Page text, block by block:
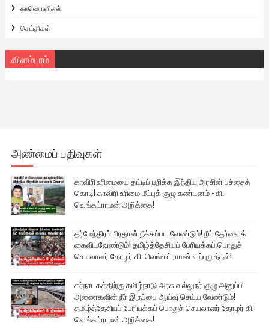
காணொளிகள்
செய்திகள்
விளம்பரம்
அண்மைப் பதிவுகள்
காவிரி உரிமையை தட்டிப் பறிக்க இந்திய அரசின் பச்சைக்
கொடி! காவிரி உரிமை மீட்புக் குழு கண்டனம் - கி.
வெங்கட்ராமன் அறிக்கை!
தர்மேந்திரப் பிரதான் நீக்கப்பட வேண்டும்! நீட் தேர்வைக்
கைவிடவேண்டும்! தமிழ்த்தேசியப் பேரியக்கப் பொதுச்
செயலாளர் தோழர் கி. வெங்கட்ராமன் வற்புறுத்தல்!
கர்நாடகத்திற்கு தமிழ்நாடு அரசு வல்லுநர் குழு அனுப்பி
அணைகளின் நீர் இருப்பை ஆய்வு செய்ய வேண்டும்!
தமிழ்த்தேசியப் பேரியக்கப் பொதுச் செயலாளர் தோழர் கி.
வெங்கட்ராமன் அறிக்கை!